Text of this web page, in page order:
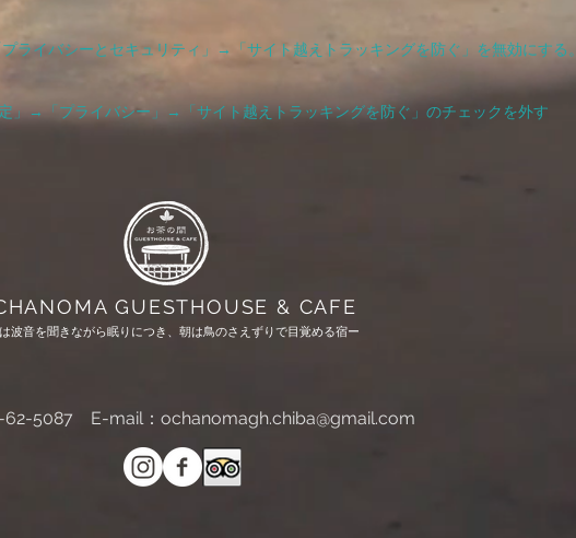
イバシーとセキュリティ」→「サイト越えトラッキングを防ぐ」を無効にする。
」→「プライバシー」→「サイト越えトラッキングを防ぐ」のチェックを外す
GUESTHOUSE & CAFE
波音を聞きながら眠りにつき、朝は鳥のさえずりで目覚める宿ー
62-5087 E-mail： ochanomagh.chiba@gmail.com